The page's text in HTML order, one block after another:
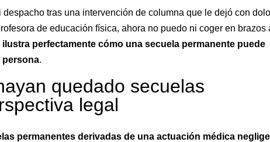
tras una intervención de columna que le dejó con
de educación física, ahora no puedo ni coger en brazos
ilustra perfectamente cómo una secuela permanente puede
persona.
quedado secuelas
legal
permanentes derivadas de una actuación médica